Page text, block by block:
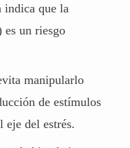
indica que la
es un riesgo
manipularlo
de estímulos
eje del estrés.